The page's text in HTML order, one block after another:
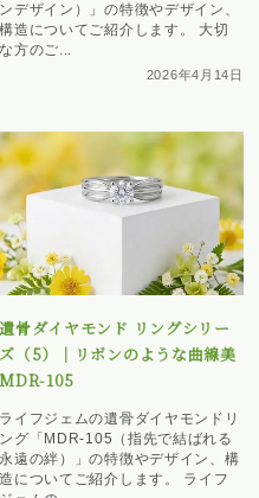
ンデザイン）」の特徴やデザイン、
構造についてご紹介します。 大切
な方のご...
2026年4月14日
遺骨ダイヤモンド リングシリー
ズ（5）｜リボンのような曲線美
MDR-105
ライフジェムの遺骨ダイヤモンドリ
ング「MDR-105（指先で結ばれる
永遠の絆）」の特徴やデザイン、構
造についてご紹介します。 ライフ